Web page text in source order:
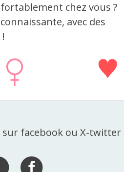
chez vous ?
avec des
sur facebook ou X-twitter